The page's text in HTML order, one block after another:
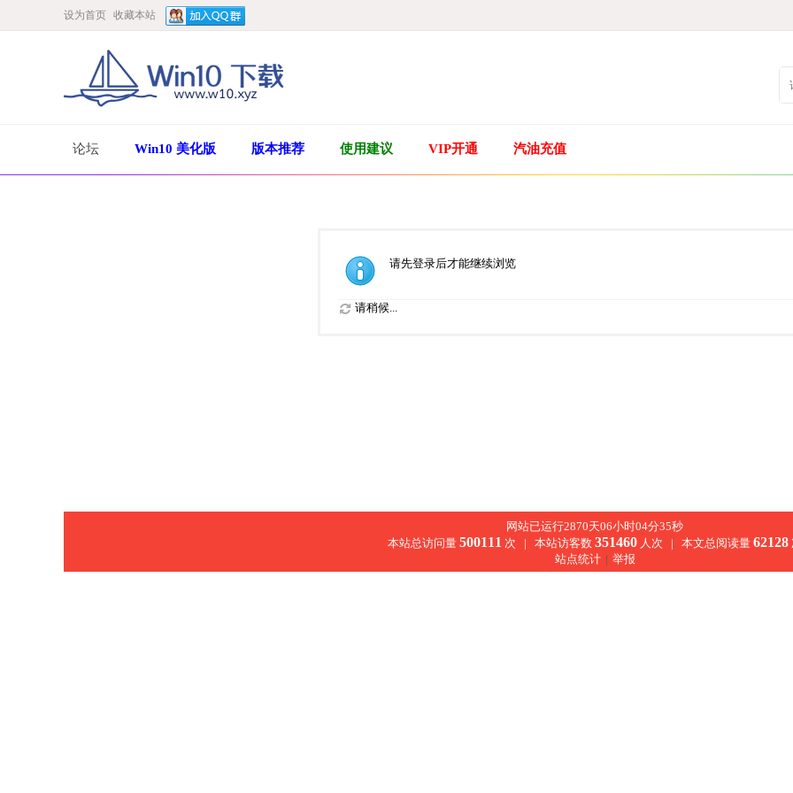
设为首页 收藏本站
论坛 Win10 美化版 版本推荐 使用建议 VIP开通 汽油充值
请先登录后才能继续浏览
请稍候...
网站已运行2870天06小时04分35秒
本站总访问量 500111 次 | 本站访客数 351460人次 | 本文总阅读量 62128
站点统计 | 举报